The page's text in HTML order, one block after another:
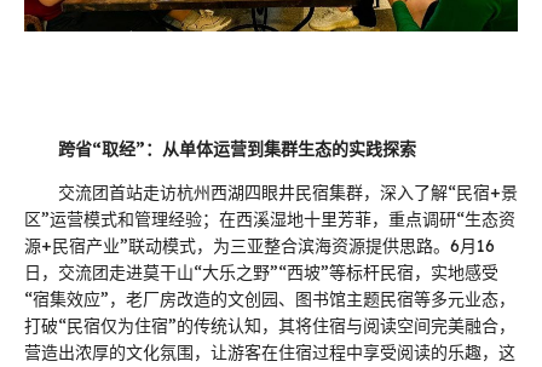
跨省“取经”：从单体运营到集群生态的实践探索
交流团首站走访杭州西湖四眼井民宿集群，深入了解“民宿+景
区”运营模式和管理经验；在西溪湿地十里芳菲，重点调研“生态资
源+民宿产业”联动模式，为三亚整合滨海资源提供思路。6月16
日，交流团走进莫干山“大乐之野”“西坡”等标杆民宿，实地感受
“宿集效应”，老厂房改造的文创园、图书馆主题民宿等多元业态，
打破“民宿仅为住宿”的传统认知，其将住宿与阅读空间完美融合，
营造出浓厚的文化氛围，让游客在住宿过程中享受阅读的乐趣，这